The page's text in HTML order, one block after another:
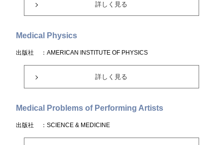
詳しく見る
Medical Physics
出版社 ：AMERICAN INSTITUTE OF PHYSICS
詳しく見る
Medical Problems of Performing Artists
出版社 ：SCIENCE & MEDICINE